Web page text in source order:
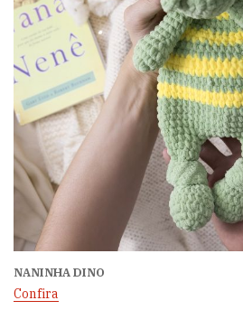
NANINHA DINO
Confira